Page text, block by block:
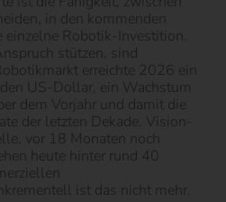
in den kommenden
einzelne Robotik-Investition.
stützen, sind
erreichte 2026 ein
US-Dollar, ein Wachstum
dem Vorjahr und damit die
der letzten Dekade. Vision-
vor 18 Monaten noch
heute hinter rund 40
ist das nicht mehr.